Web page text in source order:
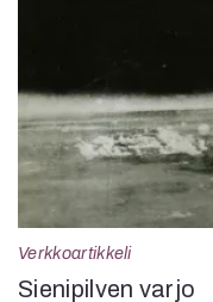
Verkkoartikkeli
Sienipilven varjo